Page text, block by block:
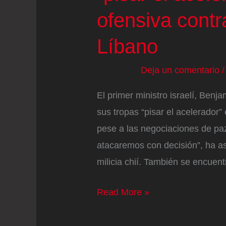
ofensiva
israelí
en
ofensiva
Líbano
Deja un comentario /
El primer ministro israelí,
sus tropas “pisar el
pese a las negociaciones de
atacaremos con decisión”, ha
milicia chií. También se
La
Read More »